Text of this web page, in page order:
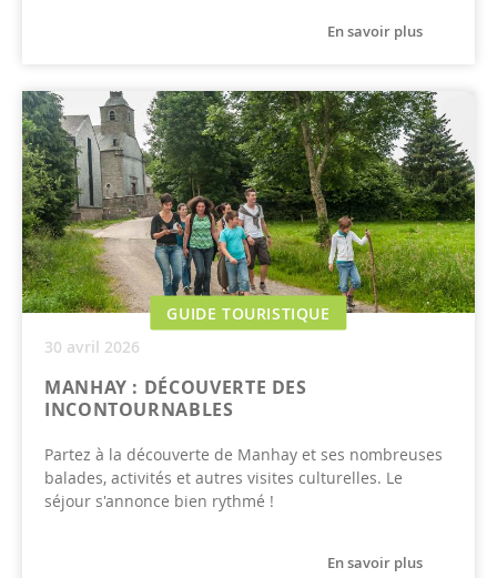
En savoir plus
GUIDE TOURISTIQUE
30 avril 2026
MANHAY : DÉCOUVERTE DES
INCONTOURNABLES
Partez à la découverte de Manhay et ses nombreuses
balades, activités et autres visites culturelles. Le
séjour s'annonce bien rythmé !
En savoir plus